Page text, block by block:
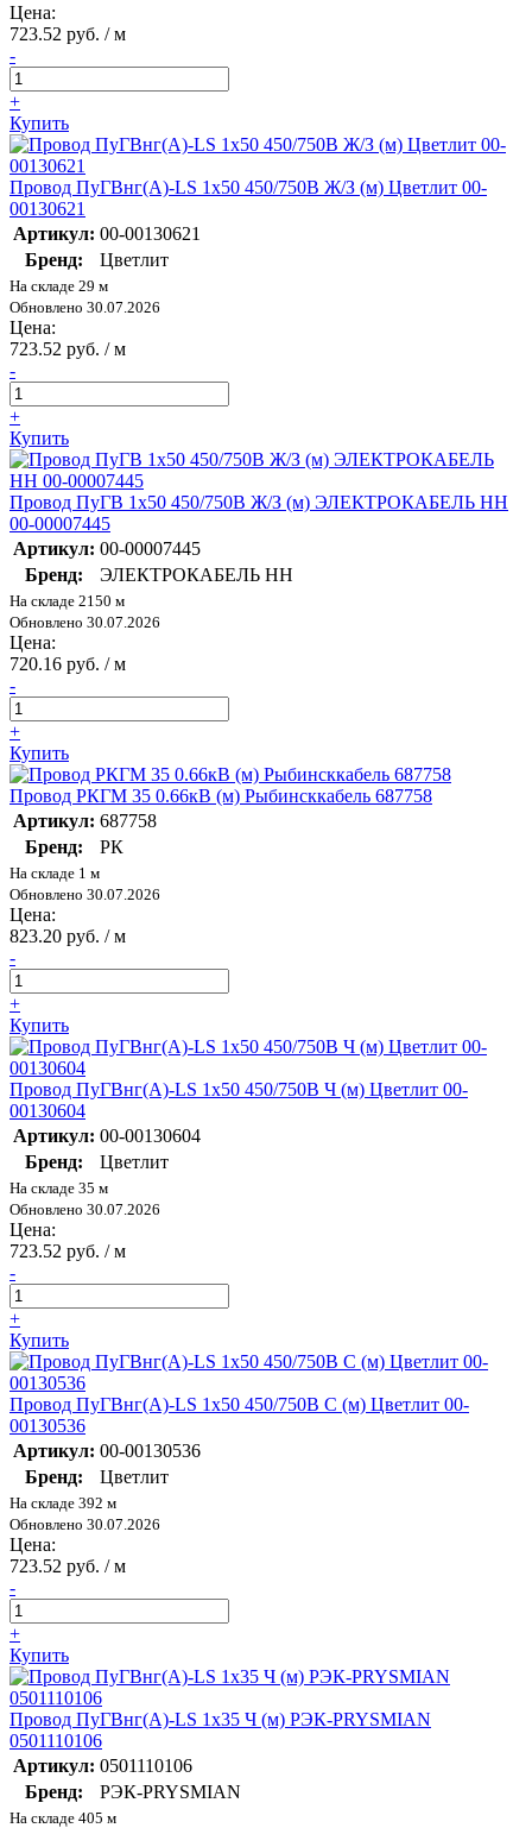
Цена:
723.52 руб. / м
-
+
Купить
Провод ПуГВнг(А)-LS 1х50 450/750В Ж/З (м) Цветлит 00-
00130621
Артикул: 00-00130621
Бренд:
Цветлит
На складе 29 м
Обновлено 30.07.2026
Цена:
723.52 руб. / м
-
+
Купить
Провод ПуГВ 1х50 450/750В Ж/З (м) ЭЛЕКТРОКАБЕЛЬ НН
00-00007445
Артикул: 00-00007445
Бренд:
ЭЛЕКТРОКАБЕЛЬ НН
На складе 2150 м
Обновлено 30.07.2026
Цена:
720.16 руб. / м
-
+
Купить
Провод РКГМ 35 0.66кВ (м) Рыбинсккабель 687758
Артикул: 687758
Бренд:
РК
На складе 1 м
Обновлено 30.07.2026
Цена:
823.20 руб. / м
-
+
Купить
Провод ПуГВнг(А)-LS 1х50 450/750В Ч (м) Цветлит 00-
00130604
Артикул: 00-00130604
Бренд:
Цветлит
На складе 35 м
Обновлено 30.07.2026
Цена:
723.52 руб. / м
-
+
Купить
Провод ПуГВнг(А)-LS 1х50 450/750В С (м) Цветлит 00-
00130536
Артикул: 00-00130536
Бренд:
Цветлит
На складе 392 м
Обновлено 30.07.2026
Цена:
723.52 руб. / м
-
+
Купить
Провод ПуГВнг(А)-LS 1х35 Ч (м) РЭК-PRYSMIAN
0501110106
Артикул: 0501110106
Бренд:
РЭК-PRYSMIAN
На складе 405 м